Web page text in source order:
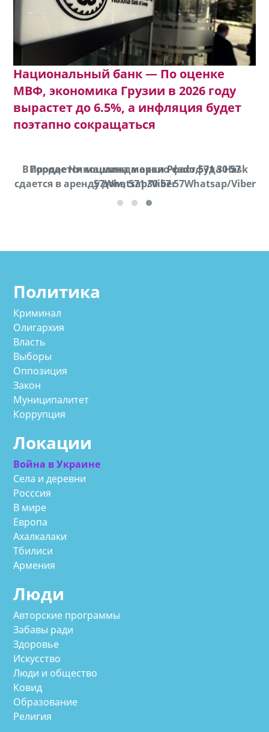
Национальный банк — По оценке
МВФ, экономика Грузии в 2026 году
вырастет до 6.5%, а инфляция будет
поэтапно сокращаться
В городе Ниноцминда около фастфуда Hask
cдается в аренду дом, 571 30 57 57Whatsap/Viber
Продается машина марки Prado,571 30 57
57Whatsap/Viber
Политика
Криминал
Олигархия
Власть
Выборы
Оппозиция
Закон
Муниципалитет
Коррупция
Локации
Война в Украине
Села и деревни
Росссия
В мире
Европа
Ахалкалаки
Тбилиси
Армения
Люди
Авторские программы
Забавы ради
Здоровье
Искусство
Люди и общество
Ковид
Образование
Религия